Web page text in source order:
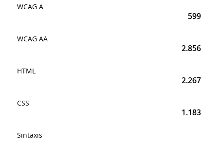
599
2.856
2.267
1.183